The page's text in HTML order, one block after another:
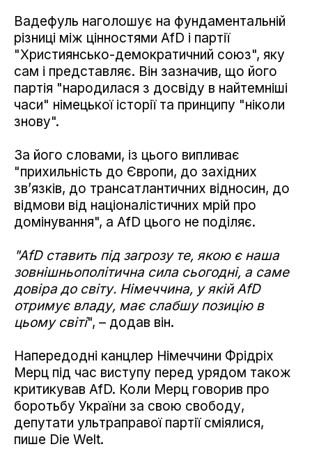
Вадефуль наголошує на фундаментальній
різниці між цінностями AfD і партії
"Християнсько-демократичний союз", яку
сам і представляє. Він зазначив, що його
партія "народилася з досвіду в найтемніші
часи" німецької історії та принципу "ніколи
знову".
За його словами, із цього випливає
"прихильність до Європи, до західних
зв’язків, до трансатлантичних відносин, до
відмови від націоналістичних мрій про
домінування", а AfD цього не поділяє.
"AfD ставить під загрозу те, якою є наша
зовнішньополітична сила сьогодні, а саме
довіра до світу. Німеччина, у якій AfD
отримує владу, має слабшу позицію в
цьому світі", – додав він.
Напередодні канцлер Німеччини Фрідріх
Мерц під час виступу перед урядом також
критикував AfD. Коли Мерц говорив про
боротьбу України за свою свободу,
депутати ультраправої партії сміялися,
пише Die Welt.